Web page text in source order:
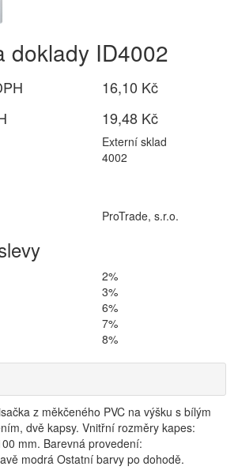
doklady ID4002
16,10 Kč
19,48 Kč
Externí sklad
4002
ProTrade, s.r.o.
2%
3%
6%
7%
8%
z měkčeného PVC na výšku s bílým
dvě kapsy. Vnitřní rozměry kapes:
mm. Barevná provedení:
modrá Ostatní barvy po dohodě.